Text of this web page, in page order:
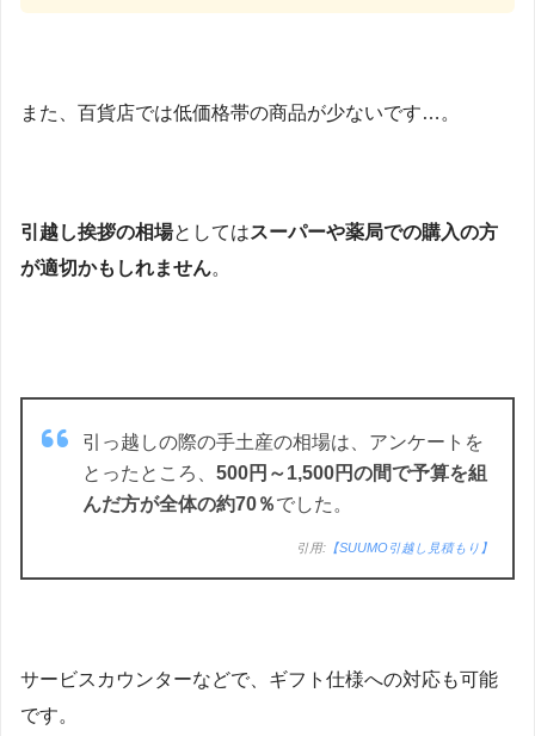
また、百貨店では低価格帯の商品が少ないです…。
引越し挨拶の相場としてはスーパーや薬局での購入の方
が適切かもしれません。
引っ越しの際の手土産の相場は、アンケートを
とったところ、 500円～1,500円の間で予算を組
んだ方が全体の約70％でした。
引用: 【SUUMO引越し見積もり】
サービスカウンターなどで、ギフト仕様への対応も可能
です。